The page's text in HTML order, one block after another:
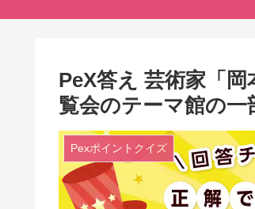
PeX答え 芸術家「
覧会のテーマ館の
Pexポイントクイズ